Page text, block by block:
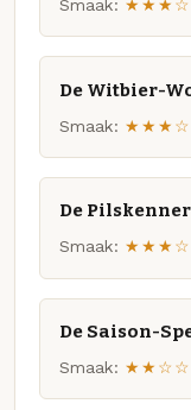
Smaak:
De Witbier-
Smaak:
De Pilskenner
Smaak:
De Saison-
Smaak: